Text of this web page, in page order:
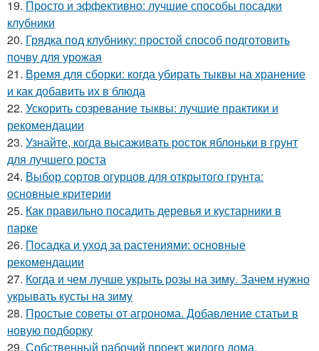
19. Просто и эффективно: лучшие способы посадки
клубники
20. Грядка под клубнику: простой способ подготовить
почву для урожая
21. Время для сборки: когда убирать тыквы на хранение
и как добавить их в блюда
22. Ускорить созревание тыквы: лучшие практики и
рекомендации
23. Узнайте, когда высаживать росток яблоньки в грунт
для лучшего роста
24. Выбор сортов огурцов для открытого грунта:
основные критерии
25. Как правильно посадить деревья и кустарники в
парке
26. Посадка и уход за растениями: основные
рекомендации
27. Когда и чем лучше укрыть розы на зиму. Зачем нужно
укрывать кусты на зиму
28. Простые советы от агронома. Добавление статьи в
новую подборку
29. Собственный рабочий проект жилого дома.